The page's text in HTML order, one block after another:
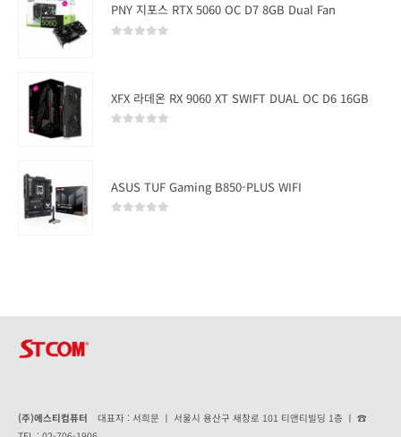
PNY 지포스 RTX 5060 OC D7 8GB Dual Fan
XFX 라데온 RX 9060 XT SWIFT DUAL OC D6 16GB
ASUS TUF Gaming B850-PLUS WIFI
(주)에스티컴퓨터 대표자 : 서희문 ㅣ 서울시 용산구 새창로 101 티앤티빌딩 1층 ㅣ ☎